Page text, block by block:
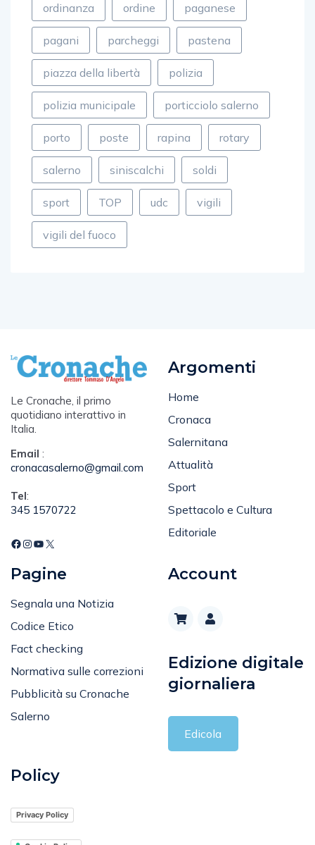
ordinanza ordine paganese
pagani parcheggi pastena
piazza della libertà polizia
polizia municipale porticciolo salerno
porto poste rapina rotary
salerno siniscalchi soldi
sport TOP udc vigili
vigili del fuoco
Le Cronache, il primo
quotidiano interattivo in
Italia.
Email :
cronacasalerno@gmail.com
Tel:
345 1570722
Argomenti
Home
Cronaca
Salernitana
Attualità
Sport
Spettacolo e Cultura
Editoriale
Pagine
Segnala una Notizia
Codice Etico
Fact checking
Normativa sulle correzioni
Pubblicità su Cronache
Salerno
Account
Edizione digitale
giornaliera
Edicola
Policy
Privacy Policy